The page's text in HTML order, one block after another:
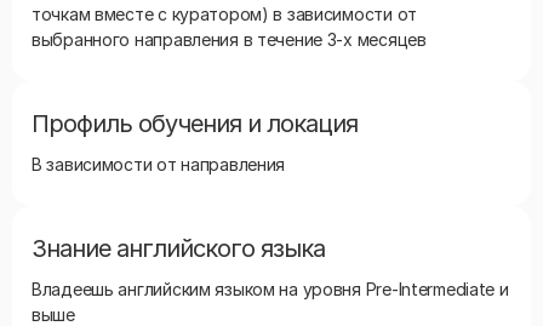
точкам вместе с куратором) в зависимости от
выбранного направления в течение 3-х месяцев
Профиль обучения и локация
В зависимости от направления
Знание английского языка
Владеешь английским языком на уровня Pre-Intermediate и
выше